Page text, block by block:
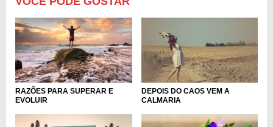
RAZÕES PARA SUPERAR E
EVOLUIR
DEPOIS DO CAOS VEM A
CALMARIA